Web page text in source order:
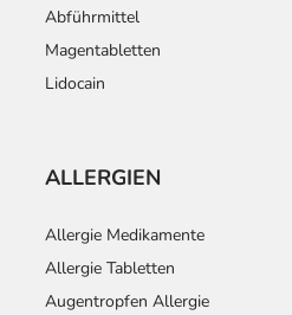
Abführmittel
Magentabletten
Lidocain
ALLERGIEN
Allergie Medikamente
Allergie Tabletten
Augentropfen Allergie